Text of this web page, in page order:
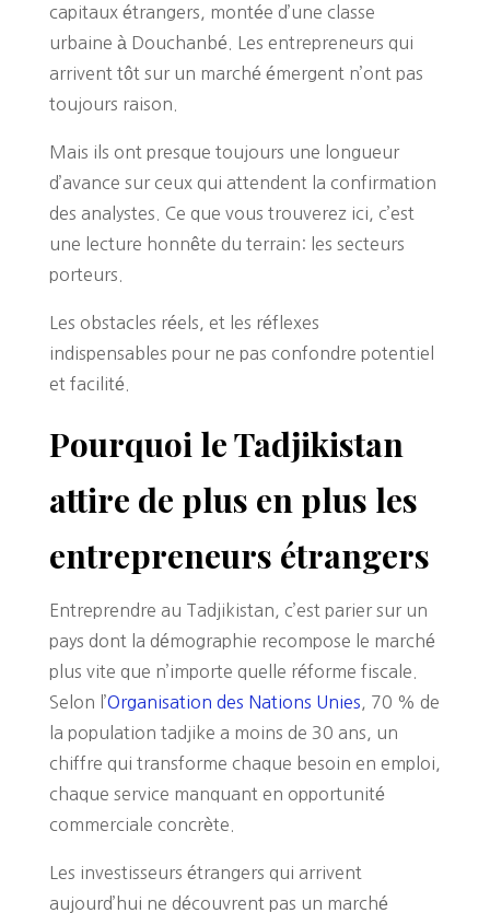
capitaux étrangers, montée d’une classe
urbaine à Douchanbé. Les entrepreneurs qui
arrivent tôt sur un marché émergent n’ont pas
toujours raison.
Mais ils ont presque toujours une longueur
d’avance sur ceux qui attendent la confirmation
des analystes. Ce que vous trouverez ici, c’est
une lecture honnête du terrain: les secteurs
porteurs.
Les obstacles réels, et les réflexes
indispensables pour ne pas confondre potentiel
et facilité.
Pourquoi le Tadjikistan
attire de plus en plus les
entrepreneurs étrangers
Entreprendre au Tadjikistan, c’est parier sur un
pays dont la démographie recompose le marché
plus vite que n’importe quelle réforme fiscale.
Selon l’Organisation des Nations Unies , 70 % de
la population tadjike a moins de 30 ans, un
chiffre qui transforme chaque besoin en emploi,
chaque service manquant en opportunité
commerciale concrète.
Les investisseurs étrangers qui arrivent
aujourd’hui ne découvrent pas un marché